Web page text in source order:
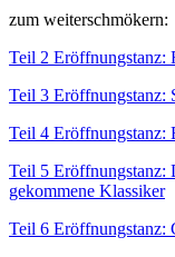
zum weiterschmökern:
Teil 2 Eröffnungstanz:
Teil 3 Eröffnungstanz:
Teil 4 Eröffnungstanz:
Teil 5 Eröffnungstanz:
gekommene Klassiker
Teil 6 Eröffnungstanz: